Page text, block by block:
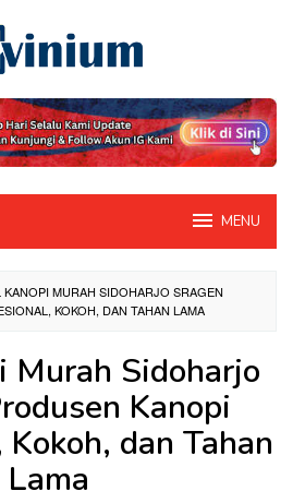
MENU
KANOPI MURAH SIDOHARJO SRAGEN
KOKOH, DAN TAHAN LAMA
Murah Sidoharjo
Kanopi
dan Tahan
Lama